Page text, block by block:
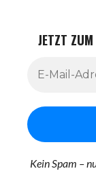
JETZT ZUM
Kein Spam –